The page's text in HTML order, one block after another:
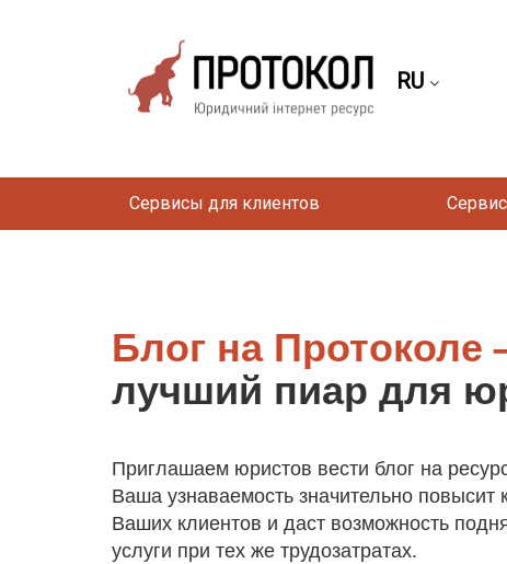
RU
Сервисы для клиентов
Блог на Протоколе
лучший пиар для
Приглашаем юристов вести блог на
Ваша узнаваемость значительно повысит
Ваших клиентов и даст возможность
услуги при тех же трудозатратах.